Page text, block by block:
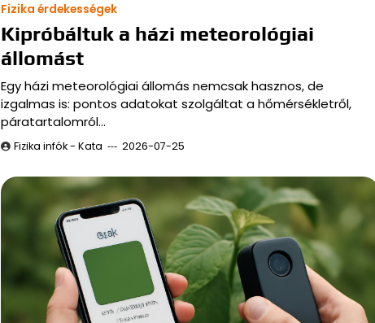
Fizika érdekességek
Kipróbáltuk a házi meteorológiai
állomást
Egy házi meteorológiai állomás nemcsak hasznos, de
izgalmas is: pontos adatokat szolgáltat a hőmérsékletről,
páratartalomról…
Fizika infók - Kata 2026-07-25